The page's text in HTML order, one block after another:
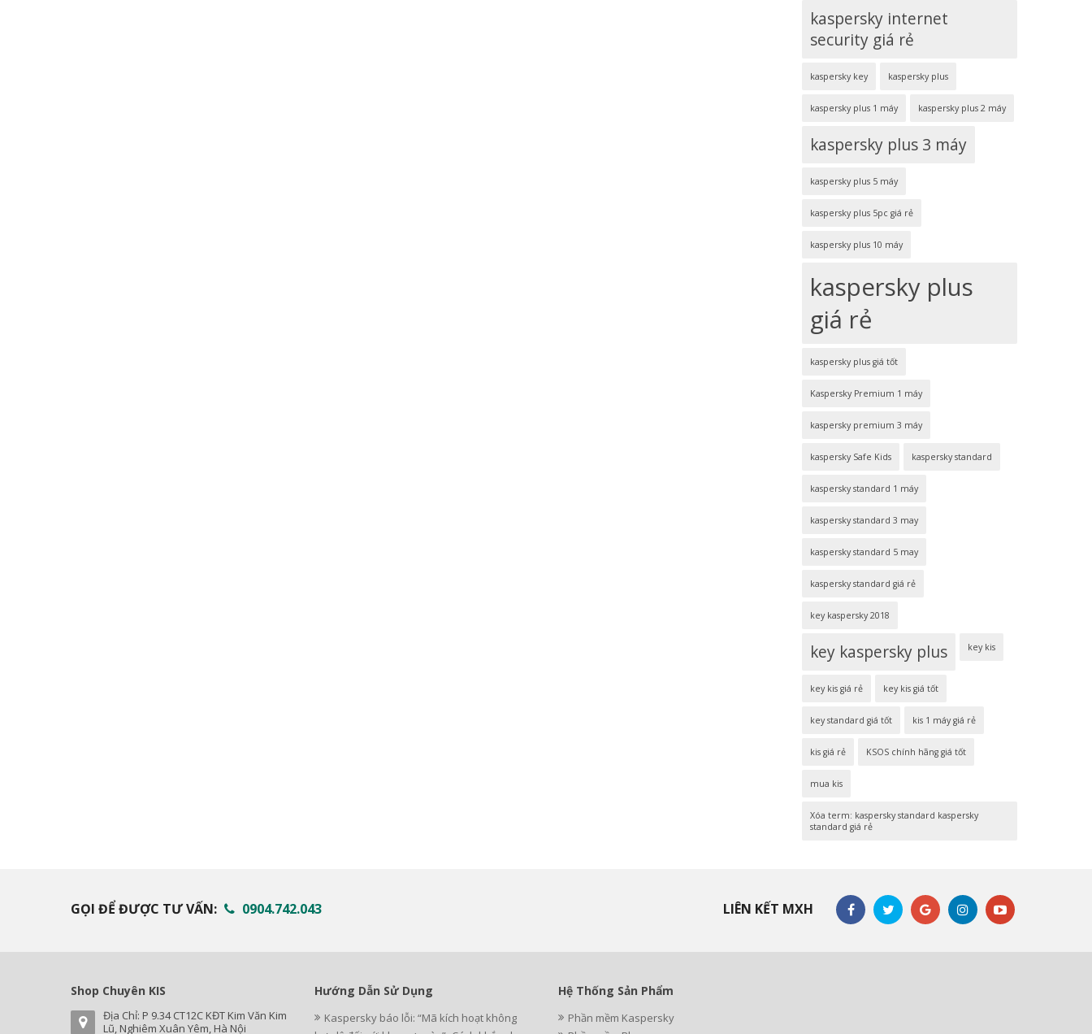
kaspersky internet
security giá rẻ
kaspersky key kaspersky plus
kaspersky plus 1 máy kaspersky plus 2 máy
kaspersky plus 3 máy
kaspersky plus 5 máy
kaspersky plus 5pc giá rẻ
kaspersky plus 10 máy
kaspersky plus
giá rẻ
kaspersky plus giá tốt
Kaspersky Premium 1 máy
kaspersky premium 3 máy
kaspersky Safe Kids kaspersky standard
kaspersky standard 1 máy
kaspersky standard 3 may
kaspersky standard 5 may
kaspersky standard giá rẻ
key kaspersky 2018
key kaspersky plus key kis
key kis giá rẻ key kis giá tốt
key standard giá tốt kis 1 máy giá rẻ
kis giá rẻ KSOS chính hãng giá tốt
mua kis
Xóa term: kaspersky standard kaspersky
standard giá rẻ
GỌI ĐỂ ĐƯỢC TƯ VẤN: 0904.742.043 LIÊN KẾT MXH
Shop Chuyên KIS
Địa Chỉ: P 9.34 CT12C KĐT Kim Văn Kim
Lũ, Nghiêm Xuân Yêm, Hà Nội
Hướng Dẫn Sử Dụng
Kaspersky báo lỗi: “Mã kích hoạt không
Hệ Thống Sản Phẩm
Phần mềm Kaspersky